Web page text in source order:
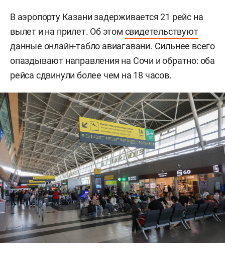
В аэропорту Казани задерживается 21 рейс на
вылет и на прилет. Об этом свидетельствуют
данные онлайн-табло авиагавани. Сильнее всего
опаздывают направления на Сочи и обратно: оба
рейса сдвинули более чем на 18 часов.